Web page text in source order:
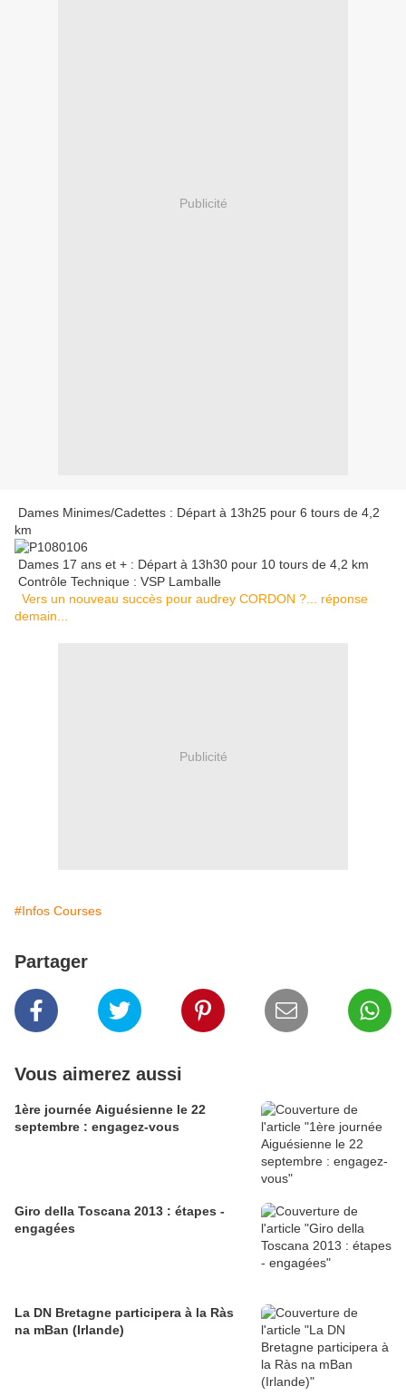
Publicité
Dames Minimes/Cadettes : Départ à 13h25 pour 6 tours de 4,2
km
Dames 17 ans et + : Départ à 13h30 pour 10 tours de 4,2 km
Contrôle Technique : VSP Lamballe
Vers un nouveau succès pour audrey CORDON ?... réponse
demain...
Publicité
#Infos Courses
Partager
Vous aimerez aussi
1ère journée Aiguésienne le 22
septembre : engagez-vous
Giro della Toscana 2013 : étapes -
engagées
La DN Bretagne participera à la Ràs
na mBan (Irlande)